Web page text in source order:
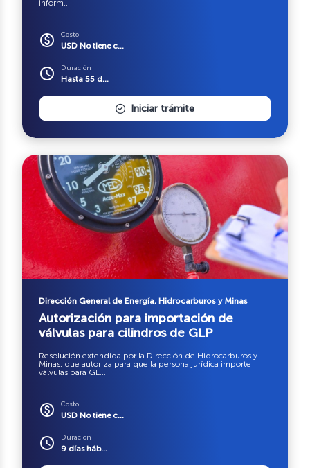
inform...
paid Costo
USD No tiene c...
schedule Duración
Hasta 55 d...
Iniciar trámite
Dirección General de Energía, Hidrocarburos y Minas
Autorización para importación de
válvulas para cilindros de GLP
Resolución extendida por la Dirección de Hidrocarburos y
Minas, que autoriza para que la persona jurídica importe
válvulas para GL...
paid Costo
USD No tiene c...
schedule Duración
9 días háb...